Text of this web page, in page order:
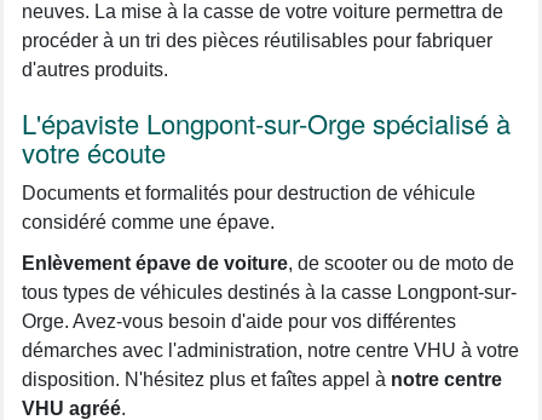
neuves. La mise à la casse de votre voiture permettra de
procéder à un tri des pièces réutilisables pour fabriquer
d'autres produits.
L'épaviste Longpont-sur-Orge spécialisé à
votre écoute
Documents et formalités pour destruction de véhicule
considéré comme une épave.
Enlèvement épave de voiture, de scooter ou de moto de
tous types de véhicules destinés à la casse Longpont-sur-
Orge. Avez-vous besoin d'aide pour vos différentes
démarches avec l'administration, notre centre VHU à votre
disposition. N'hésitez plus et faîtes appel à notre centre
VHU agréé.